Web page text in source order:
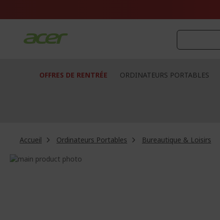
OFFRES DE RENTRÉE ORDINATEURS PORTABLES
Accueil Ordinateurs Portables
Bureautique & Loisirs
Passer